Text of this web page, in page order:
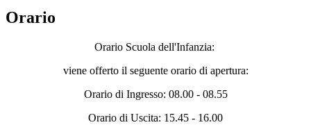
Orario
Orario Scuola dell'Infanzia:
viene offerto il seguente orario di apertura:
Orario di Ingresso: 08.00 - 08.55
Orario di Uscita: 15.45 - 16.00